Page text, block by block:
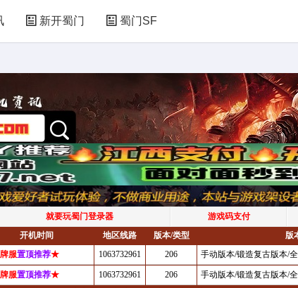
新开蜀门 蜀门SF